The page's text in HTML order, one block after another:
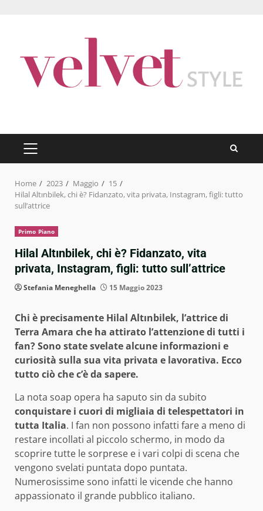
PRIMARY
MENU
Home 2023 Maggio
15
Hilal Altınbilek, chi è? Fidanzato, vita privata, Instagram, figli: tutto
sull’attrice
Primo Piano
Hilal Altınbilek, chi è? Fidanzato, vita
privata, Instagram, figli: tutto sull’attrice
Stefania Meneghella 15 Maggio 2023
Chi è precisamente Hilal Altınbilek, l’attrice di
Terra Amara che ha attirato l’attenzione di tutti i
fan? Sono state svelate alcune informazioni e
curiosità sulla sua vita privata e lavorativa. Ecco
tutto ciò che c’è da sapere.
La nota soap opera ha saputo sin da subito
conquistare i cuori di migliaia di telespettatori in
tutta Italia. I fan non possono infatti fare a meno di
restare incollati al piccolo schermo, in modo da
scoprire tutte le sorprese e i vari colpi di scena che
vengono svelati puntata dopo puntata.
Numerosissime sono infatti le vicende che hanno
appassionato il grande pubblico italiano.